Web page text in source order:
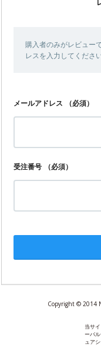
購入者のみがレビュー
レスを入力してください
メールアドレス （必須）
受注番号 （必須）
Copyright © 2014
当サ
ーバ
ュア